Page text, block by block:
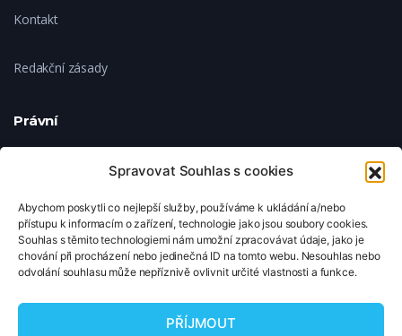
Spravovat Souhlas s cookies
Abychom poskytli co nejlepší služby, používáme k ukládání a/nebo
přístupu k informacím o zařízení, technologie jako jsou soubory cookies.
Souhlas s těmito technologiemi nám umožní zpracovávat údaje, jako je
chování při procházení nebo jedinečná ID na tomto webu. Nesouhlas nebo
odvolání souhlasu může nepříznivě ovlivnit určité vlastnosti a funkce.
PŘÍJMOUT
Kontakt
Redakční zásady
Právní
Ochrana soukromí
Zásady cookies
Nastavení cookies
© 2026 TipNaFilm.cz. Všechna práva vyhrazena.